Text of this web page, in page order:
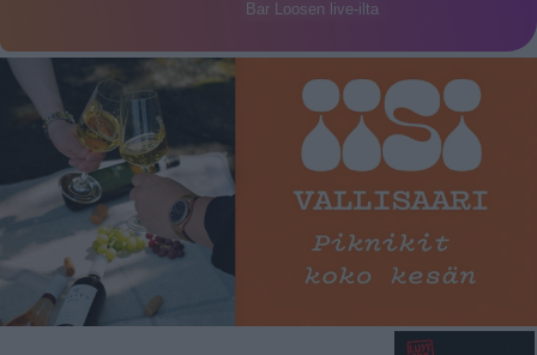
Bar Loosen live-ilta